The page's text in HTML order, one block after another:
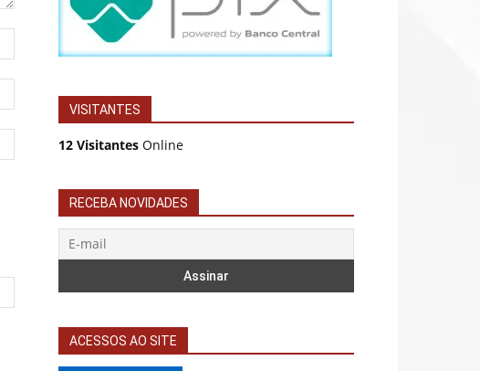
VISITANTES
12 Visitantes Online
RECEBA NOVIDADES
ACESSOS AO SITE